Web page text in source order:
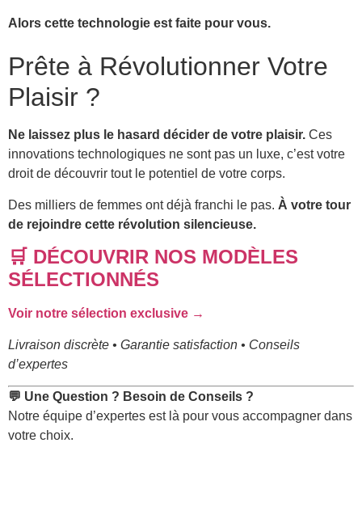
Alors cette technologie est faite pour vous.
Prête à Révolutionner Votre
Plaisir ?
Ne laissez plus le hasard décider de votre plaisir. Ces
innovations technologiques ne sont pas un luxe, c’est votre
droit de découvrir tout le potentiel de votre corps.
Des milliers de femmes ont déjà franchi le pas. À votre tour
de rejoindre cette révolution silencieuse.
🛒 DÉCOUVRIR NOS MODÈLES
SÉLECTIONNÉS
Voir notre sélection exclusive →
Livraison discrète • Garantie satisfaction • Conseils
d’expertes
💬 Une Question ? Besoin de Conseils ?
Notre équipe d’expertes est là pour vous accompagner dans
votre choix.